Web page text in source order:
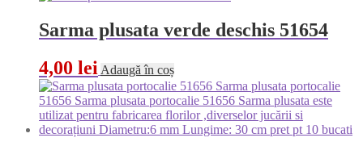
Sarma plusata verde deschis 51654
4,00 lei Adaugă în coș